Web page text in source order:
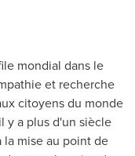
mondial dans le
et recherche
citoyens du monde
y a plus d'un siècle
mise au point de